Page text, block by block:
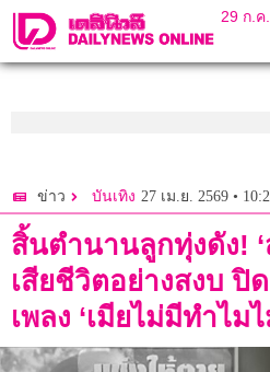
29 ก.ค
ข่าว บันเทิง 27 เม.ย. 2569 •
สิ้นตำนานลูกทุ่งดัง!
เสียชีวิตอย่างสงบ ปิ
เพลง ‘เมียไม่มีทำไม